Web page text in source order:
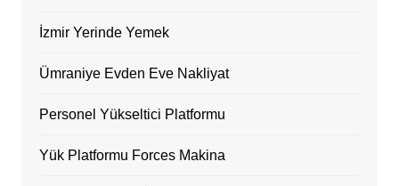
İzmir Yerinde Yemek
Ümraniye Evden Eve Nakliyat
Personel Yükseltici Platformu
Yük Platformu Forces Makina